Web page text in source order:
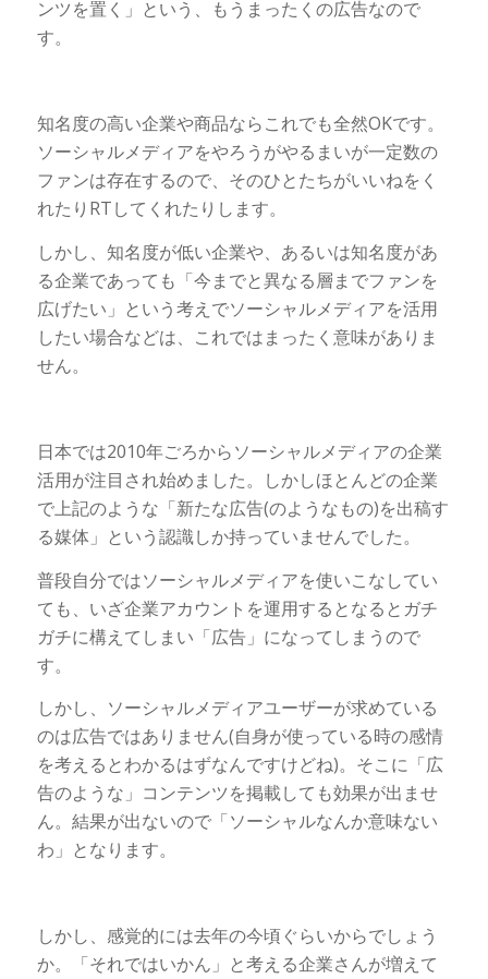
ンツを置く」という、もうまったくの広告なので
す。
知名度の高い企業や商品ならこれでも全然OKです。
ソーシャルメディアをやろうがやるまいが一定数の
ファンは存在するので、そのひとたちがいいねをく
れたりRTしてくれたりします。
しかし、知名度が低い企業や、あるいは知名度があ
る企業であっても「今までと異なる層までファンを
広げたい」という考えでソーシャルメディアを活用
したい場合などは、これではまったく意味がありま
せん。
日本では2010年ごろからソーシャルメディアの企業
活用が注目され始めました。しかしほとんどの企業
で上記のような「新たな広告(のようなもの)を出稿す
る媒体」という認識しか持っていませんでした。
普段自分ではソーシャルメディアを使いこなしてい
ても、いざ企業アカウントを運用するとなるとガチ
ガチに構えてしまい「広告」になってしまうので
す。
しかし、ソーシャルメディアユーザーが求めている
のは広告ではありません(自身が使っている時の感情
を考えるとわかるはずなんですけどね)。そこに「広
告のような」コンテンツを掲載しても効果が出ませ
ん。結果が出ないので「ソーシャルなんか意味ない
わ」となります。
しかし、感覚的には去年の今頃ぐらいからでしょう
か。「それではいかん」と考える企業さんが増えて